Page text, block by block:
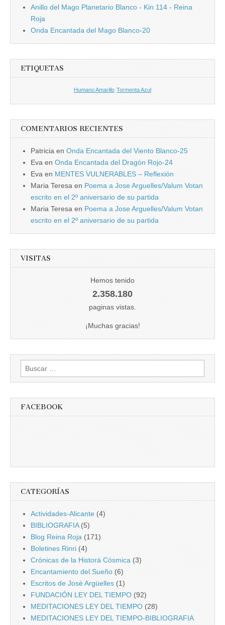
Anillo del Mago Planetario Blanco - Kin 114 - Reina
Roja
Onda Encantada del Mago Blanco-20
ETIQUETAS
Humano Amarillo Tormenta Azul
COMENTARIOS RECIENTES
Patricia en Onda Encantada del Viento Blanco-25
Eva en Onda Encantada del Dragón Rojo-24
Eva en MENTES VULNERABLES – Reflexión
Maria Teresa en Poema a Jose Arguelles/Valum Votan
escrito en el 2º aniversario de su partida
Maria Teresa en Poema a Jose Arguelles/Valum Votan
escrito en el 2º aniversario de su partida
VISITAS
Hemos tenido
2.358.180
paginas vistas.
¡Muchas gracias!
Buscar:
FACEBOOK
CATEGORÍAS
Actividades-Alicante (4)
BIBLIOGRAFIA(5)
Blog Reina Roja (171)
Boletines Rinri (4)
Crónicas de la Historá Cósmica (3)
Encantamiento del Sueño (6)
Escritos de José Argüelles (1)
FUNDACIÓN LEY DEL TIEMPO (92)
MEDITACIONES LEY DEL TIEMPO (28)
MEDITACIONES LEY DEL TIEMPO-BIBLIOGRAFIA